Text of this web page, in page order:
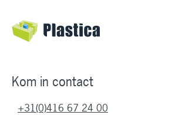
Kom in contact
+31(0)416 67 24 00